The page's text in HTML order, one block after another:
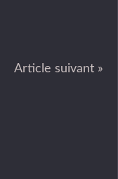
Article suivant »